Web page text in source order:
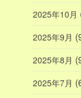
2025年10月
2025年9月
2025年8月
2025年7月